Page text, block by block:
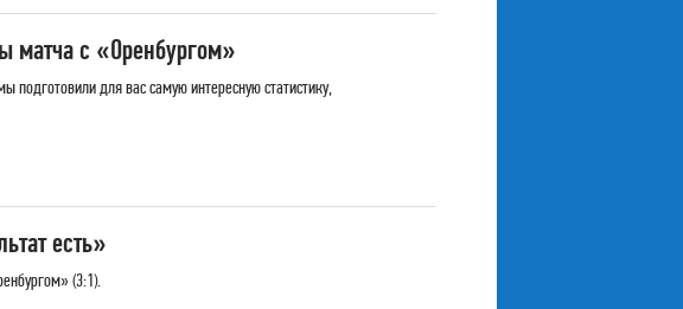
матча с «Оренбургом»
для вас самую интересную статистику,
есть»
(3:1).